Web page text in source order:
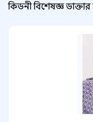
কিডনী বিশেষজ্ঞ